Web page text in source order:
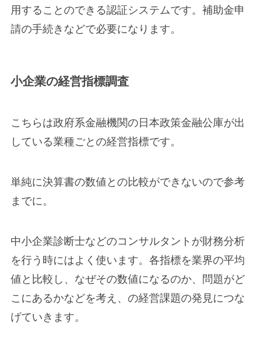
用することのできる認証システムです。補助金申
請の手続きなどで必要になります。
小企業の経営指標調査
こちらは政府系金融機関の日本政策金融公庫が出
している業種ごとの経営指標です。
単純に決算書の数値との比較ができないので参考
までに。
中小企業診断士などのコンサルタントが財務分析
を行う時にはよく使います。各指標を業界の平均
値と比較し、なぜその数値になるのか、問題がど
こにあるかなどを考え、の経営課題の発見につな
げていきます。